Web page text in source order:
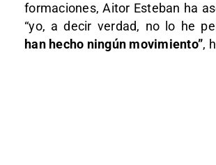
formaciones, Aitor Esteban ha
“yo, a decir verdad, no lo he
han hecho ningún movimiento”,